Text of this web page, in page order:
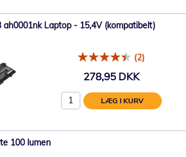
ah0001nk Laptop - 15,4V (kompatibelt)
(2)
278,95 DKK
LÆG I KURV
100 lumen